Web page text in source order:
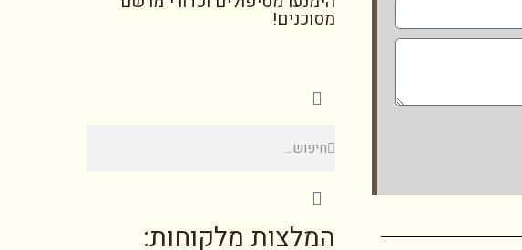
מסוכנים!
המלצות מלקוחות: